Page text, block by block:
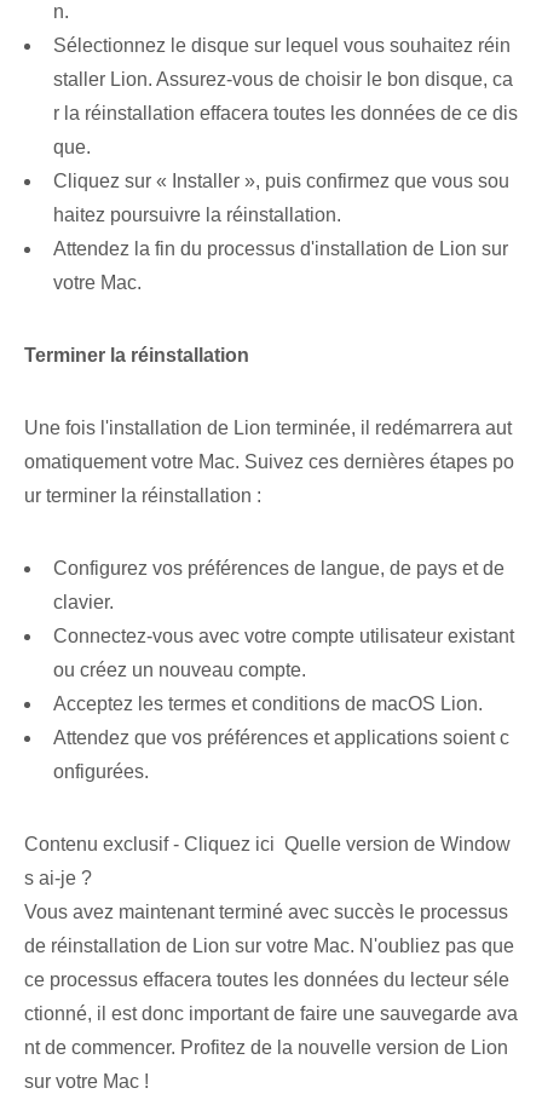
n.
Sélectionnez le disque sur lequel vous souhaitez réin
staller ‍Lion. Assurez-vous de choisir le bon disque, ca
r la réinstallation effacera toutes les données de ce dis
que.
Cliquez sur « Installer », puis confirmez que vous sou
haitez poursuivre la réinstallation.
Attendez la fin du processus d'installation de Lion sur
votre Mac.
Terminer‌ la‌ réinstallation
Une fois l'installation de ⁣Lion terminée, il redémarrera aut
omatiquement votre Mac. Suivez ces dernières étapes po
ur terminer la réinstallation :
Configurez vos préférences de langue, de pays et de
clavier.
Connectez-vous avec votre compte utilisateur existant
ou créez un nouveau compte.
Acceptez les termes et conditions de macOS Lion.
Attendez que vos préférences et applications soient c
onfigurées.
Contenu exclusif - Cliquez ici Quelle version de Window
s ai-je ?
Vous avez maintenant terminé avec succès le processus
de réinstallation de Lion sur votre Mac. N'oubliez pas que
ce processus effacera toutes les données du lecteur séle
ctionné, il est donc important de faire une sauvegarde ava
nt de commencer. Profitez de la nouvelle version de Lion
sur votre Mac !